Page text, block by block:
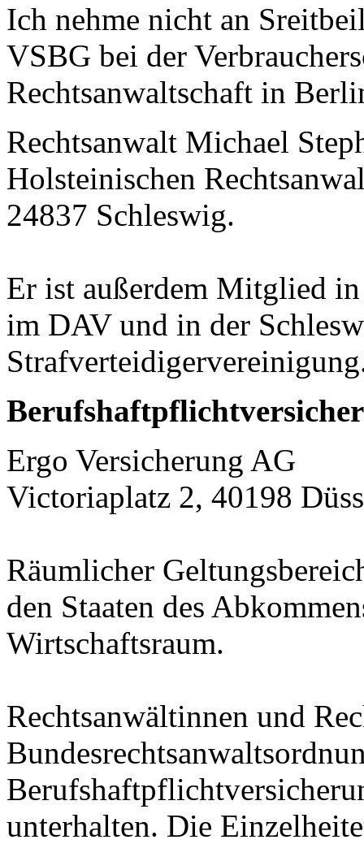
Ich nehme nicht an
VSBG bei der
Rechtsanwaltschaft in
Rechtsanwalt Michael
Holsteinischen
24837 Schleswig.
Er ist außerdem Mitglied
im DAV und in der
Ergo Versicherung AG
Victoriaplatz 2, 40198
Räumlicher
den Staaten des
Wirtschaftsraum.
Rechtsanwältinnen und
unterhalten. Die